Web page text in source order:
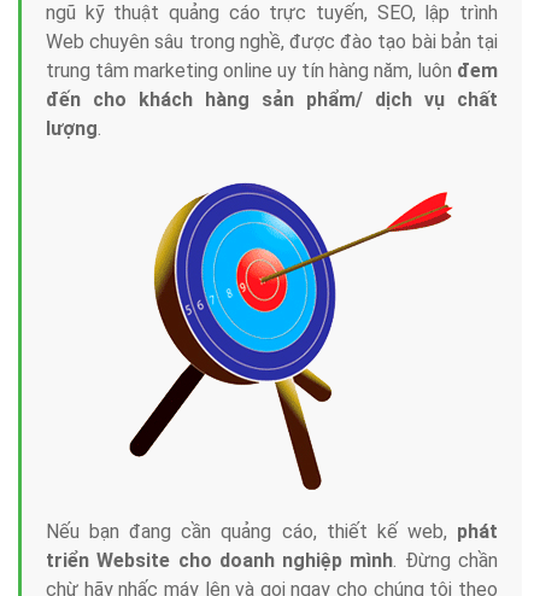
ngũ kỹ thuật quảng cáo trực tuyến, SEO, lập trình
Web chuyên sâu trong nghề, được đào tạo bài bản tại
trung tâm marketing online uy tín hàng năm, luôn đem
đến cho khách hàng sản phẩm/ dịch vụ chất
lượng.
Nếu bạn đang cần quảng cáo, thiết kế web, phát
triển Website cho doanh nghiệp mình. Đừng chần
chừ hãy nhấc máy lên và gọi ngay cho chúng tôi theo